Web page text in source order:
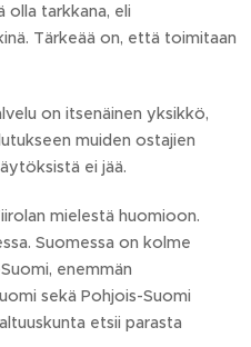
tarkkana, eli
Tärkeää on, että toimitaan
on itsenäinen yksikkö,
muiden ostajien
ei jää.
mielestä huomioon.
Suomessa on kolme
enemmän
sekä Pohjois-Suomi
etsii parasta